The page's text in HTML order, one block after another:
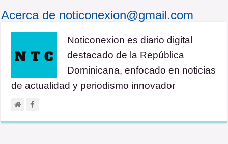
Acerca de noticonexion@gmail.com
Noticonexion es diario digital
destacado de la República
Dominicana, enfocado en noticias
de actualidad y periodismo innovador